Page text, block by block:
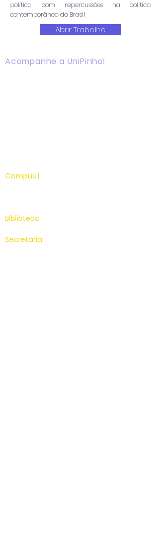
política, com repercussões na política
contemporânea do Brasil
Abrir Trabalho
Acompanhe a UniPinhal
Campus I
Biblioteca
Secretaria